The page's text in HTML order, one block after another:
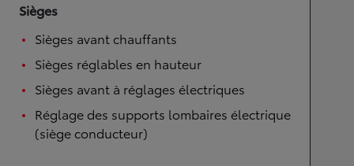
Sièges
Sièges avant chauffants
Sièges réglables en hauteur
Sièges avant à réglages électriques
Réglage des supports lombaires électrique
(siège conducteur)